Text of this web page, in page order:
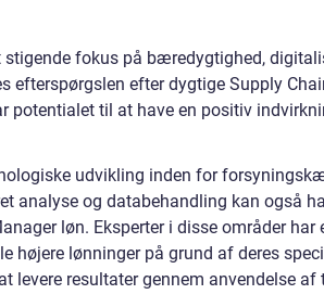
stigende fokus på bæredygtighed,
efterspørgslen efter dygtige Supply
potentialet til at have en positiv
udvikling inden for
analyse og databehandling kan også
løn. Eksperter i disse områder har
højere lønninger på grund af deres
levere resultater gennem anvendelse af